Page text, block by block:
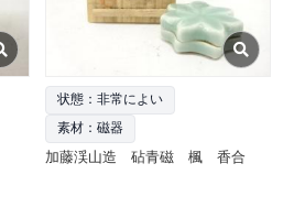
状態：非常によい
素材：磁器
加藤渓山造 砧青磁 楓 香合